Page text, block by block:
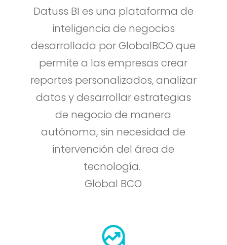
Datuss BI es una plataforma de
inteligencia de negocios
desarrollada por GlobalBCO que
permite a las empresas crear
reportes personalizados, analizar
datos y desarrollar estrategias
de negocio de manera
autónoma, sin necesidad de
intervención del área de
tecnología. ​
Global BCO